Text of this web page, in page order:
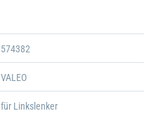
574382
VALEO
für Linkslenker